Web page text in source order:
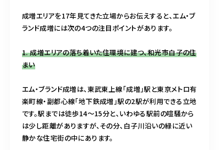
成増エリアを17年見てきた立場からお伝えすると、エム・ブ
ランド成増には次の4つの注目ポイントがあります。
1. 成増エリアの落ち着いた住環境に建つ、和光市白子の住
まい
エム・ブランド成増は、東武東上線「成増」駅と東京メトロ有
楽町線・副都心線「地下鉄成増」駅の2駅が利用できる立地
です。駅までは徒歩14〜15分と、いわゆる駅前の喧騒から
は少し距離がありますが、その分、白子川沿いの緑に近い
静かな住宅街の中にあります。